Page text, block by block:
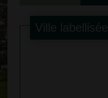
Ville labellisée